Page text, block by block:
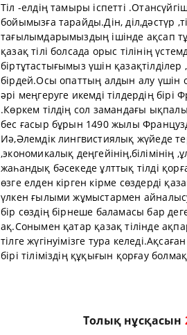
Тіл -елдің тамыры іспетті
бойымызға тарайды.Дін, діл,дәстүр
тағылымдарымыздың ішінде ақсап
қазақ тілі болсада орыс тілінің
біртұтастығымыз үшін
бірдей.Осы опаттың алдын алу үшін
әрі меңгеруге икемді тілдердің
.Көркем тілдің сол замандағы
бес ғасыр бұрын 1490 жылы
Иә,Әлемдік лингвистиялық жүйеде
,экономикалық деңгейінің,білімінің
жаһандық бәсекеде ұлттық тілді
өзге елден кірген кірме сөздерді
үлкен ғылыми жұмыстармен айналысу
бір сөздің бірнеше баламасы бар
ақ.Сонымен қатар қазақ тілінде
тілге жүгінуімізге тура
бірі тіліміздің құқығын қорғау
Толық нұсқасын